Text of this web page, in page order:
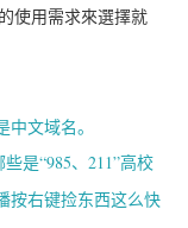
使用需求來選擇就
文域名。
是“985、211”高校
按右键捡东西这么快